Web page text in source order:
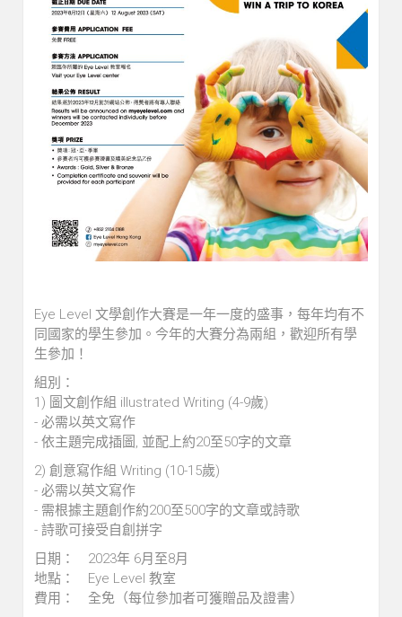
Eye Level 文學創作大賽是一年一度的盛事，每年均有不
同國家的學生參加。今年的大賽分為兩組，歡迎所有學
生參加！
組別：
1) 圖文創作組 illustrated Writing (4-9歲)
- 必需以英文寫作
- 依主題完成插圖, 並配上約20至50字的文章
2) 創意寫作組 Writing (10-15歲)
- 必需以英文寫作
- 需根據主題創作約200至500字的文章或詩歌
- 詩歌可接受自創拼字
日期： 2023年 6月至8月
地點： Eye Level 教室
費用： 全免（每位參加者可獲贈品及證書）